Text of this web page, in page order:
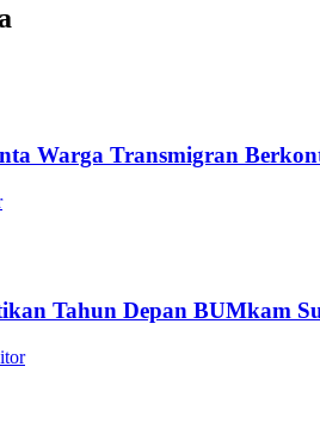
Warga Transmigran
Tahun Depan BUMkam